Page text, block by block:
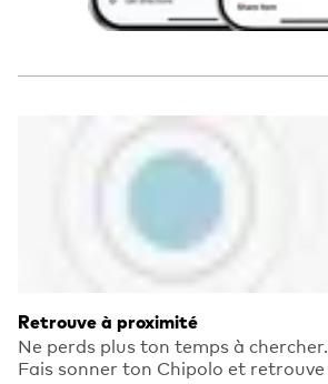
Retrouve à proximité
Ne perds plus ton temps à chercher.
Fais sonner ton Chipolo et retrouve